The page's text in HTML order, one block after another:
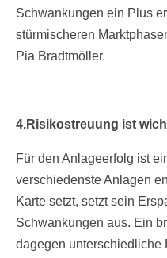
Schwankungen ein Plus
stürmischeren
Pia Bradtmöller.
4.Risikostreuung ist
Für den Anlageerfolg ist
verschiedenste Anlagen
Karte setzt, setzt sein
Schwankungen aus. Ein
dagegen unterschiedliche